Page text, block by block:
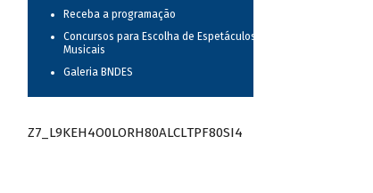
Receba a programação
Concursos para Escolha de Espetáculos
Musicais
Galeria BNDES
Z7_L9KEH4O0LORH80ALCLTPF80SI4